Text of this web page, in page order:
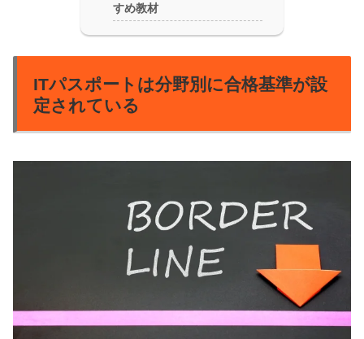
すめ教材
ITパスポートは分野別に合格基準が設
定されている